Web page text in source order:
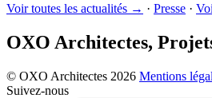
Voir toutes les actualités → · Presse ·
OXO Architectes,
© OXO Architectes 2026 Mentions
Suivez-nous